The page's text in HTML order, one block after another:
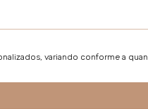
variando conforme a